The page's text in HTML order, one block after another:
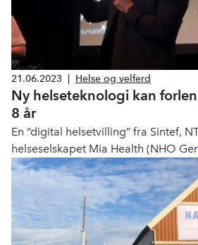
21.06.2023 Helse og velferd
Ny helseteknologi kan
8 år
En “digital helsetvilling” fra Sintef,
helseselskapet Mia Health (NHO
innsikt i din personlige helsestatus,
veiledning til bedre helse.